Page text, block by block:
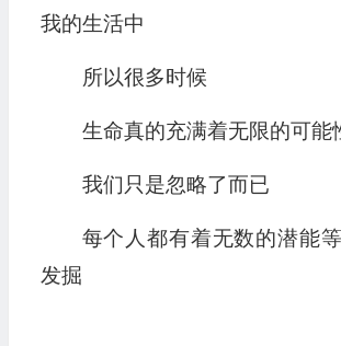
我的生活中
所以很多时候
生命真的充满着无限的可能
我们只是忽略了而已
每个人都有着无数的潜能
发掘